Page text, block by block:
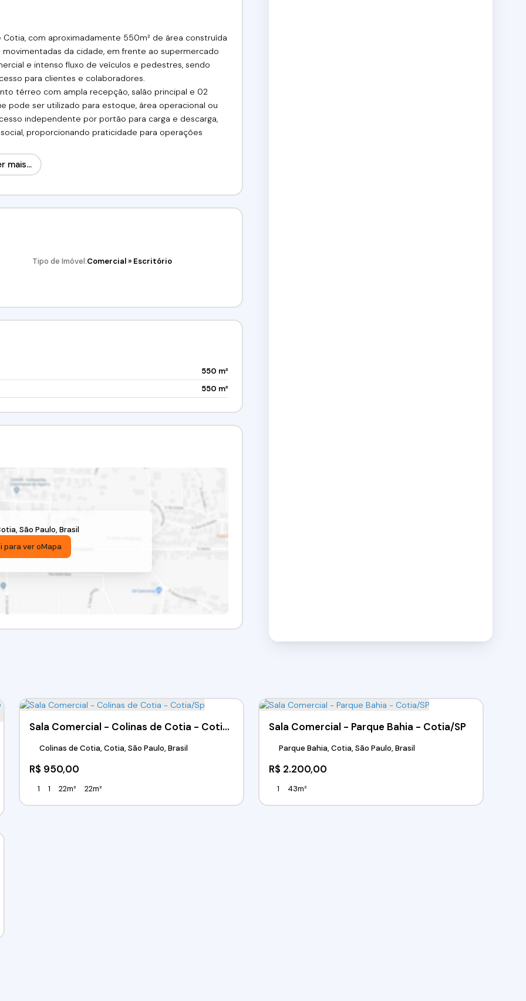
com aproximadamente 550m² de área construída
da cidade, em frente ao supermercado
e intenso fluxo de veículos e pedestres, sendo
para clientes e colaboradores.
térreo com ampla recepção, salão principal e 02
pode ser utilizado para estoque, área operacional ou
independente por portão para carga e descarga,
proporcionando praticidade para operações
fácil acesso ao transporte público, bancos,
acessos da região, incluindo a Rodovia Raposo
mais...
Tipo de Imóvel:Comercial» Escritório
550 m²
550 m²
, São Paulo, Brasil
para ver oMapa
Sala Comercial - Colinas de Cotia - Cotia/Sp
R$ 950,00
Colinas de Cotia, Cotia, São Paulo, Brasil
1 1 22m² 22m²
Sala Comercial - Parque Bahia - Cotia/SP
R$ 2.200,00
Parque Bahia, Cotia, São Paulo, Brasil
1 43m²